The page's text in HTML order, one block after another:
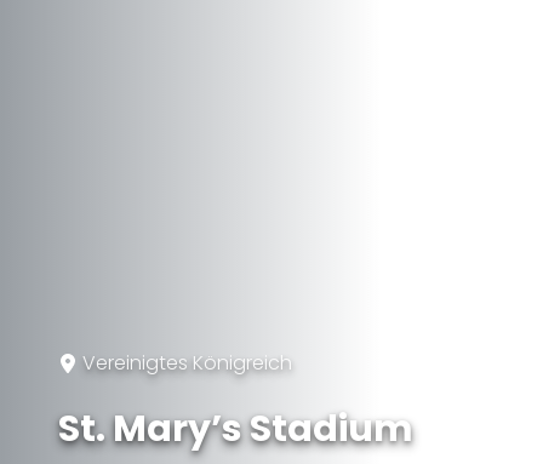
Vereinigtes Königreich
St. Mary’s Stadium